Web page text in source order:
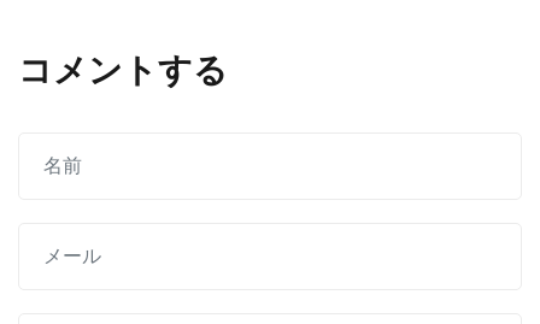
ビ
ー
ョ
コメントする